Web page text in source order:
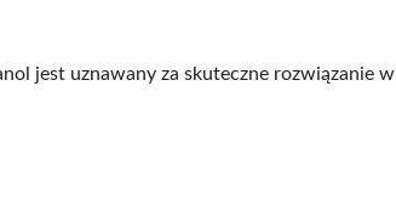
jest uznawany za skuteczne rozwiązanie w